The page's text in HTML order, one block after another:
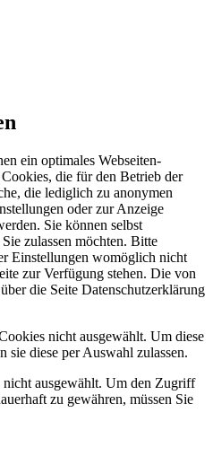
ein optimales Webseiten-
die für den Betrieb der
die lediglich zu anonymen
oder zur Anzeige
Sie können selbst
zulassen möchten. Bitte
Einstellungen womöglich nicht
zur Verfügung stehen. Die von
die Seite Datenschutzerklärung
nicht ausgewählt. Um diese
sie diese per Auswahl zulassen.
nicht ausgewählt. Um den Zugriff
zu gewähren, müssen Sie